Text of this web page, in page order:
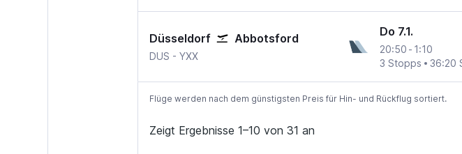
Düsseldorf Abbotsford
DUS Düsseldorf
- YXX
Do 7.1.
20:50 - 1:10
3 Stopps
36:20
Flüge werden nach dem günstigsten Preis für Hin- und Rückflug sortiert.
Zeigt Ergebnisse 1–10 von 31 an